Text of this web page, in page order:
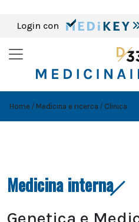
Login con
Home Medicina e ricerca Clinica
Medicina interna